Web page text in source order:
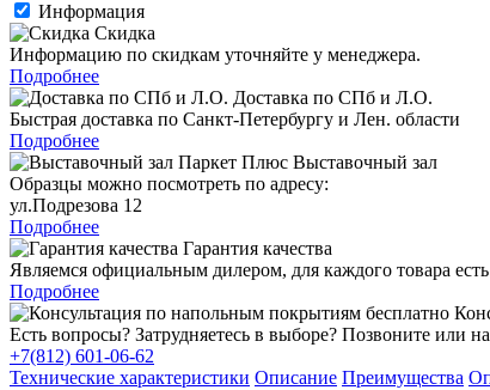
Информация
Скидка
Информацию по скидкам уточняйте у менеджера.
Подробнее
Доставка по СПб и Л.О.
Быстрая доставка по Санкт-Петербургу и Лен. области
Подробнее
Выставочный зал
Образцы можно посмотреть по адресу:
ул.Подрезова 12
Подробнее
Гарантия качества
Являемся официальным дилером, для каждого товара
Подробнее
Есть вопросы? Затрудняетесь в выборе? Позвоните
+7(812) 601-06-62
Технические характеристики Описание Преимущества